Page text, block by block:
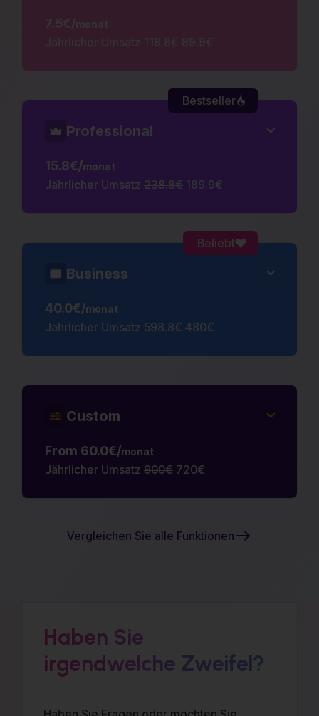
7.5€/monat
Jährlicher Umsatz 118.8€ 89.9€
Bestseller
Professional
15.8€/monat
Jährlicher Umsatz 238.8€ 189.9€
Beliebt
Business
40.0€/monat
Jährlicher Umsatz 598.8€ 480€
Custom
From 60.0€/monat
Jährlicher Umsatz 900€ 720€
Vergleichen Sie alle Funktionen
Haben Sie
irgendwelche Zweifel?